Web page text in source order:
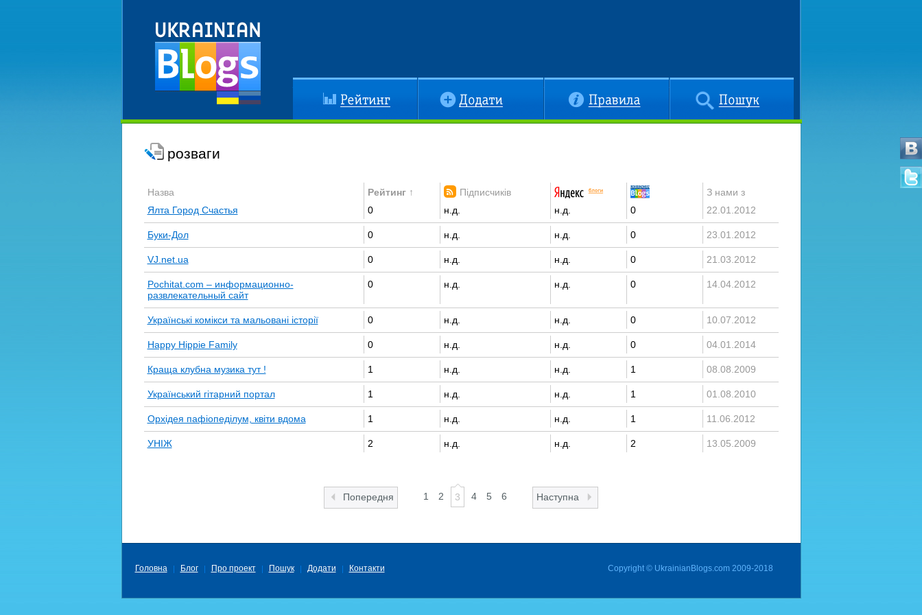
Рейтинг Додати Правила Пошук
розваги
Назва Рейтинг ↑ Підписчиків
З нами з
Ялта Город Счастья
0 н.д. н.д. 0 22.01.2012
Буки-Дол 0 н.д. н.д. 0 23.01.2012
VJ.net.ua 0 н.д. н.д. 0 21.03.2012
Pochitat.com – информационно-
развлекательный сайт
0 н.д. н.д. 0 14.04.2012
Українські комікси та мальовані історії 0 н.д. н.д. 0 10.07.2012
Happy Hippie Family 0 н.д. н.д. 0 04.01.2014
Краща клубна музика тут ! 1 н.д. н.д. 1 08.08.2009
Український гітарний портал 1 н.д. н.д. 1 01.08.2010
Орхідея пафіопеділум, квіти вдома 1 н.д. н.д. 1 11.06.2012
УНІЖ 2 н.д. н.д. 2 13.05.2009
Попередня 1 2 3 4 5 6 Наступна
Головна Блог Про проект Пошук Додати Контакти Copyright © UkrainianBlogs.com 2009-2018